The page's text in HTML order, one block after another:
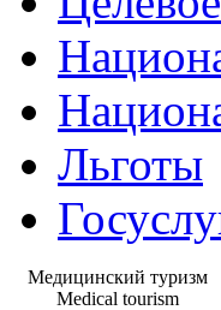
Льготы
Медицинский туризм
Medical tourism